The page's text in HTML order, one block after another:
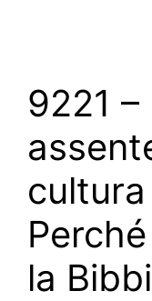
9221
la